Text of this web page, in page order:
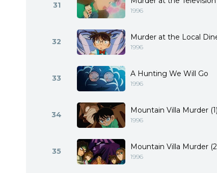
31
1996
32 Murder at the Local
1996
33 A Hunting We Will Go
1996
34 Mountain Villa Murder (1)
1996
35 Mountain Villa Murder
1996